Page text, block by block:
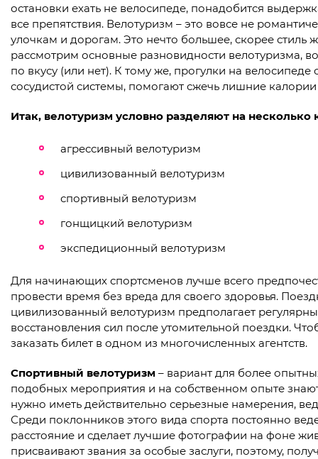
остановки ехать не велосипеде, понадобится
все препятствия. Велотуризм – это вовсе не
улочкам и дорогам. Это нечто большее, скорее
рассмотрим основные разновидности велотуризма,
по вкусу (или нет). К тому же, прогулки на
сосудистой системы, помогают сжечь лишние
Итак, велотуризм условно разделяют на несколько
агрессивный велотуризм
цивилизованный велотуризм
спортивный велотуризм
гонщицкий велотуризм
экспедиционный велотуризм
Для начинающих спортсменов лучше всего
провести время без вреда для своего здоровья.
цивилизованный велотуризм предполагает
восстановления сил после утомительной поездки.
заказать билет в одном из многочисленных агентств.
Спортивный велотуризм – вариант для более
подобных мероприятия и на собственном опыте
нужно иметь действительно серьезные намерения,
Среди поклонников этого вида спорта постоянно
расстояние и сделает лучшие фотографии на фоне
присваивают звания за особые заслуги, поэтому,